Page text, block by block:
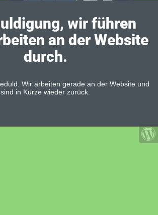
wir führen
an der Website
durch.
Wir arbeiten gerade an der Website und
sind in Kürze wieder zurück.